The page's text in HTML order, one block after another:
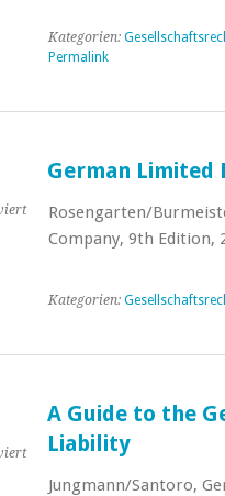
Kategorien:
Permalink
für
German
Company
German Limited
Rosengarten/
Company, 9th Edition,
Kategorien:
für
A Guide to the
Liability
Jungmann/Santoro,